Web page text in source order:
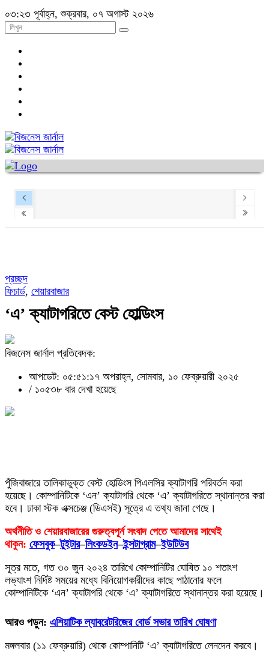
০৩:২৩ পূর্বাহ্ন, শুক্রবার, ০৭ অগাস্ট ২০২৬
প্রচ্ছদ
ফিচার্ড, শেয়ারবাজার
‘এ’ ক্যাটাগরিতে বেস্ট হোল্ডিংস
বিজনেস জার্নাল প্রতিবেদক:
আপডেট: ০৫:৫১:১৭ অপরাহ্ন, সোমবার, ১০ ফেব্রুয়ারী ২০২৫
/ ১০৫৩৮ বার দেখা হয়েছে
পুঁজিবাজারে তালিকাভুক্ত বেস্ট হোল্ডিংস পিএলসির ক্যাটাগরি পরিবর্তন করা
হয়েছে। কোম্পানিটিকে ‘এন’ ক্যাটাগরি থেকে ‘এ’ ক্যাটাগরিতে স্থানান্তর করা
হবে। ঢাকা স্টক এক্সচেঞ্জ (ডিএসই) সূত্রে এ তথ্য জানা গেছে।
অর্থনীতি ও শেয়ারবাজারের গুরুত্বপূর্ন সংবাদ পেতে আমাদের সাথেই
থাকুন: ফেসবুক–টুইটার–লিংকডইন–ইন্সটাগ্রাম–ইউটিউব
সূত্র মতে, গত ৩০ জুন ২০২৪ তারিখে কোম্পানিটির ঘোষিত ১০ শতাংশ
লভ্যাংশ নির্দিষ্ট সময়ের মধ্যে বিনিয়োগকারীদের কাছে পাঠানোর ফলে
কোম্পানিটিকে ‘এন’ ক্যাটাগরি থেকে ‘এ’ ক্যাটাগরিতে স্থানান্তর করা হয়েছে।
আরও পড়ুন: এশিয়াটিক ল্যাবরেটরিজের বোর্ড সভার তারিখ ঘোষণা
মঙ্গলবার (১১ ফেব্রুয়ারি) থেকে কোম্পানিটি ‘এ’ ক্যাটাগরিতে লেনদেন করবে।